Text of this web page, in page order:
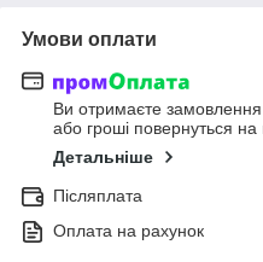
Умови оплати
Ви отримаєте замовлення
або гроші повернуться на
Детальніше
Післяплата
Оплата на рахунок